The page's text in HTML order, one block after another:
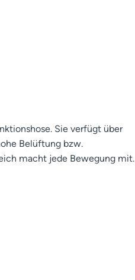
Sie verfügt über
Belüftung bzw.
macht jede Bewegung mit.